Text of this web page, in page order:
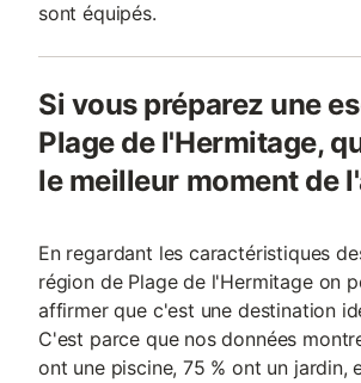
sont équipés.
Si vous préparez une
Plage de l'Hermitage,
le meilleur moment de
En regardant les caractéristiques
région de Plage de l'Hermitage on
affirmer que c'est une destination
C'est parce que nos données
ont une piscine, 75 % ont un jardin,